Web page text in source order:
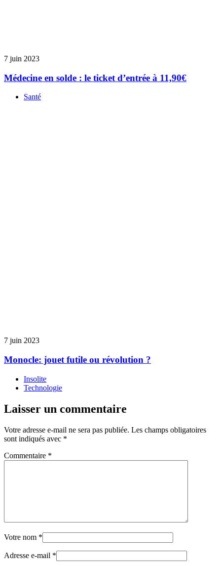
7 juin 2023
Médecine en solde : le ticket d’entrée à 11,90€
Santé
7 juin 2023
Monocle: jouet futile ou révolution ?
Insolite
Technologie
Laisser un commentaire
Votre adresse e-mail ne sera pas publiée. Les champs obligatoires
sont indiqués avec *
Commentaire *
Votre nom *
Adresse e-mail *